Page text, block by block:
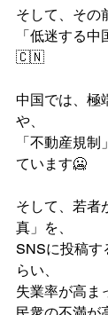
そして、その
「低迷する
🇨🇳
中国では、極
や、
「不動産規
ています🥶
そして、若者
真」を、
SNSに投稿す
らい、
失業率が高ま